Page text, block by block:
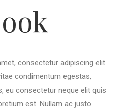
consectetur adipiscing elit.
condimentum egestas,
eu consectetur neque elit quis
est. Nullam ac justo